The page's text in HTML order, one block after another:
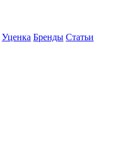
Уценка Бренды Статьи